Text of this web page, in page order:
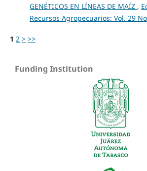
GENÉTICOS EN LÍNEAS DE MAÍZ ,
Recursos Agropecuarios: Vol. 29
1 2 > >>
Funding Institution